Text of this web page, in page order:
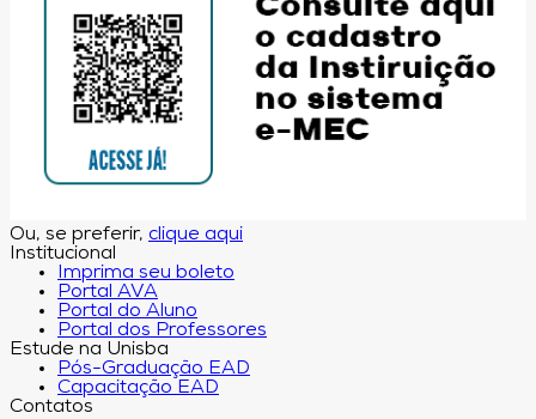
Ou, se preferir, clique aqui
Institucional
Imprima seu boleto
Portal AVA
Portal do Aluno
Portal dos Professores
Estude na Unisba
Pós-Graduação EAD
Capacitação EAD
Contatos